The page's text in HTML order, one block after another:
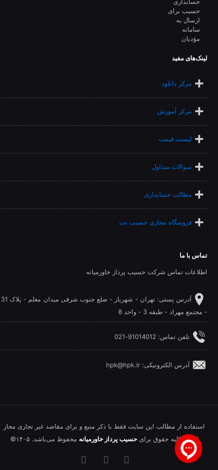
لینک‌های مفید
مرکز دانلود
مرکز آموزش
لیست قیمت
سوالات متداول
مطالب حسابداری
فروشگاه مجازی حسیب نت
تماس با ما
اطلاعات تماس شرکت حسیب پرداز خاورمیانه
آدرس پستی: تهران - شهريار - ضلع جنوب شرقی میدان معلم - پلاک 31
- مجتمع مهراد - طبقه 3 - واحد 8
تلفن‌ تماس: 91014012-021
آدرس الکترونیکی: hpk@hpk.ir
استفاده از مطالب این سایت فقط با ذکر منبع و برای مقاصد غیر تجاری مجاز
است. کلیه حقوق برایحسیب پرداز خاورمیانه محفوظ می‌باشد. ۱۴۰۵©